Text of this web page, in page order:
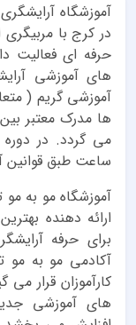
آموزشگاه
در کرج با
حرفه ای فعالیت
آموزشی گریم (
ها مدرک معتبر بین
ساعت طبق قوانین
آموزشگاه مو به
ارائه دهنده
برای حرفه
آکادمی مو به مو
کارآموزان قرار
های آموزشی